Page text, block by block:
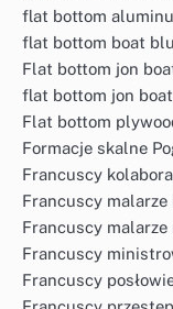
flat bottom
flat bottom boat
Flat bottom jon
flat bottom jon
Flat bottom
Formacje skalne
Francuscy
Francuscy malarze
Francuscy malarze
Francuscy
Francuscy